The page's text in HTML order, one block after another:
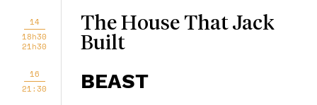
14
18h30
21h30
The House That Jack
Built
16
21:30
BEAST